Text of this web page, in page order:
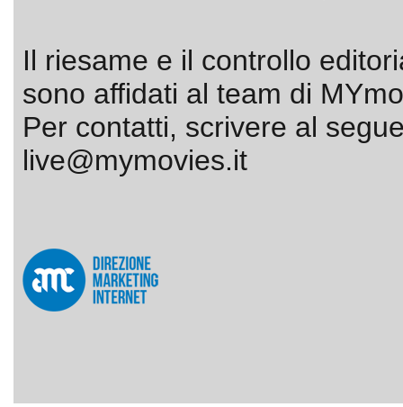
Il riesame e il controllo
sono affidati al team di
Per contatti, scrivere al
live@mymovies.it